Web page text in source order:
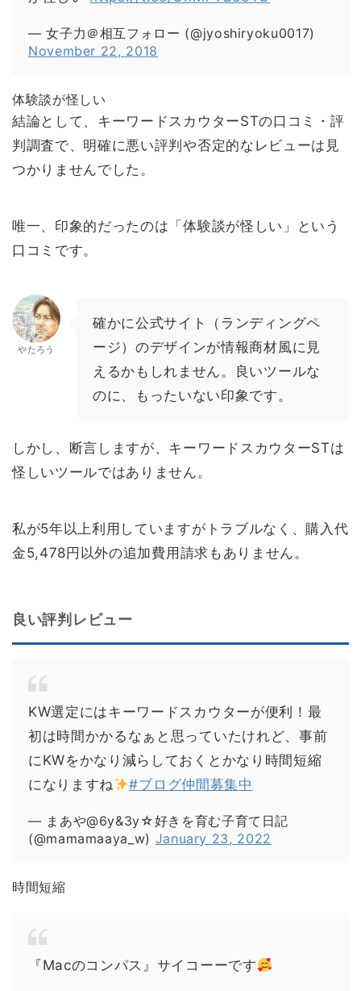
— 女子力＠相互フォロー (@jyoshiryoku0017)
November 22, 2018
体験談が怪しい
結論として、キーワードスカウターSTの口コミ・評
判調査で、明確に悪い評判や否定的なレビューは見
つかりませんでした。
唯一、印象的だったのは「体験談が怪しい」という
口コミです。
やたろう
確かに公式サイト（ランディングペ
ージ）のデザインが情報商材風に見
えるかもしれません。良いツールな
のに、もったいない印象です。
しかし、断言しますが、キーワードスカウターSTは
怪しいツールではありません。
私が5年以上利用していますがトラブルなく、購入代
金5,478円以外の追加費用請求もありません。
良い評判レビュー
KW選定にはキーワードスカウターが便利！最
初は時間かかるなぁと思っていたけれど、事前
にKWをかなり減らしておくとかなり時間短縮
になりますね
#ブログ仲間募集中
— まあや@6y&3y☆好きを育む子育て日記
(@mamamaaya_w) January 23, 2022
時間短縮
『Macのコンパス』サイコーーです